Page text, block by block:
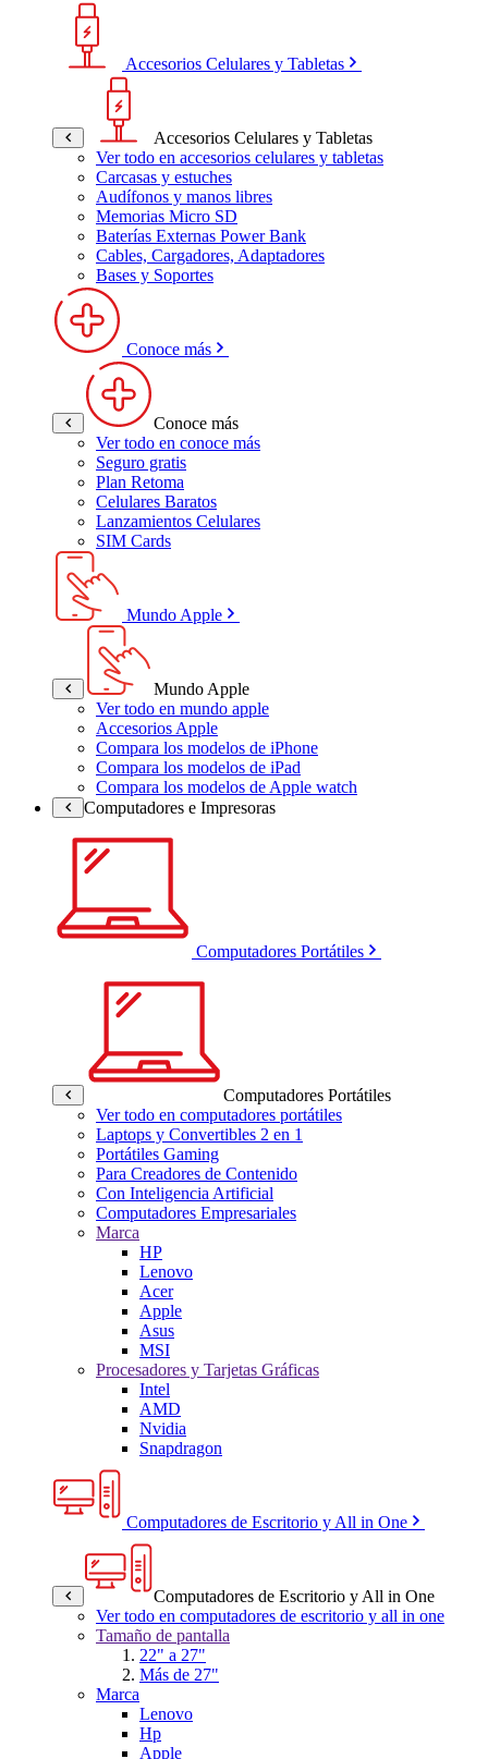
Accesorios Celulares y Tabletas
Accesorios Celulares y Tabletas
Ver todo en accesorios celulares y tabletas
Carcasas y estuches
Audífonos y manos libres
Memorias Micro SD
Baterías Externas Power Bank
Cables, Cargadores, Adaptadores
Bases y Soportes
Conoce más
Conoce más
Ver todo en conoce más
Seguro gratis
Plan Retoma
Celulares Baratos
Lanzamientos Celulares
SIM Cards
Mundo Apple
Mundo Apple
Ver todo en mundo apple
Accesorios Apple
Compara los modelos de iPhone
Compara los modelos de iPad
Compara los modelos de Apple watch
Computadores e Impresoras
Computadores Portátiles
Computadores Portátiles
Ver todo en computadores portátiles
Laptops y Convertibles 2 en 1
Portátiles Gaming
Para Creadores de Contenido
Con Inteligencia Artificial
Computadores Empresariales
Marca
HP
Lenovo
Acer
Apple
Asus
MSI
Procesadores y Tarjetas Gráficas
Intel
AMD
Nvidia
Snapdragon
Computadores de Escritorio y All in One
Computadores de Escritorio y All in One
Ver todo en computadores de escritorio y all in one
Tamaño de pantalla
22" a 27"
Más de 27"
Marca
Lenovo
Hp
Apple